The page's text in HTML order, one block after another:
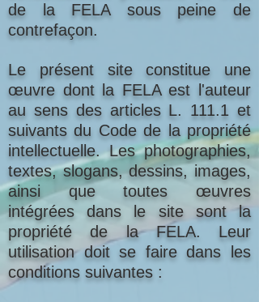
de la FELA sous peine de
contrefaçon.
Le présent site constitue une
œuvre dont la FELA est l'auteur
au sens des articles L. 111.1 et
suivants du Code de la propriété
intellectuelle. Les photographies,
textes, slogans, dessins, images,
ainsi que toutes œuvres
intégrées dans le site sont la
propriété de la FELA. Leur
utilisation doit se faire dans les
conditions suivantes :